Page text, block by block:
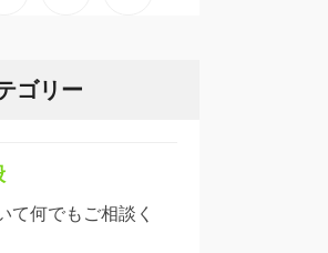
ゴリー
て何でもご相談く